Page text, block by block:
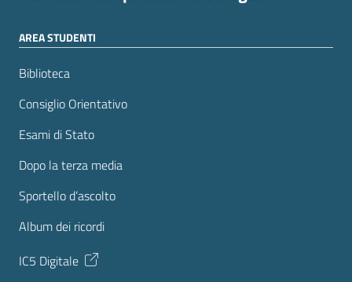
AREA STUDENTI
Biblioteca
Consiglio Orientativo
Esami di Stato
Dopo la terza media
Sportello d’ascolto
Album dei ricordi
IC5 Digitale